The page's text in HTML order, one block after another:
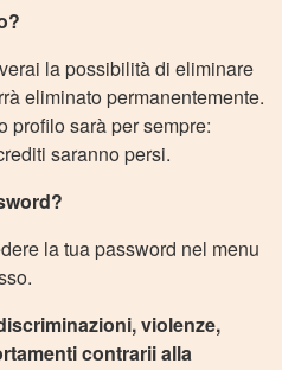
la possibilità di eliminare
eliminato permanentemente.
profilo sarà per sempre:
saranno persi.
la tua password nel menu
violenze,
contrarii alla